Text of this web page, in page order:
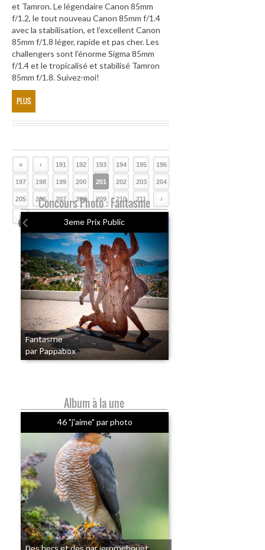
et Tamron. Le légendaire Canon 85mm
f/1.2, le tout nouveau Canon 85mm f/1.4
avec la stabilisation, et l’excellent Canon
85mm f/1.8 léger, rapide et pas cher. Les
challengers sont l’énorme Sigma 85mm
f/1.4 et le tropicalisé et stabilisé Tamron
85mm f/1.8. Suivez-moi!
PLUS
« ‹ 191 192 193 194 195 196
197 198 199 200 201 202 203 204
205 206 207 208 209 210 211 ›
»
Concours Photo : Fantasme
3eme Prix Public
Fantasme
par Pappabox
Album à la une
46 "j'aime" par photo
Des becs et des par jeromebouet